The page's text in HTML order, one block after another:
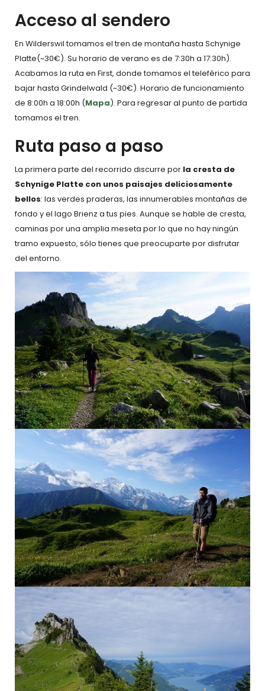
Acceso al sendero
En Wilderswil tomamos el tren de montaña hasta Schynige
Platte(~30€). Su horario de verano es de 7:30h a 17:30h).
Acabamos la ruta en First, donde tomamos el teleférico para
bajar hasta Grindelwald (~30€). Horario de funcionamiento
de 8:00h a 18:00h (Mapa). Para regresar al punto de partida
tomamos el tren.
Ruta paso a paso
La primera parte del recorrido discurre por la cresta de
Schynige Platte con unos paisajes deliciosamente
bellos: las verdes praderas, las innumerables montañas de
fondo y el lago Brienz a tus pies. Aunque se hable de cresta,
caminas por una amplia meseta por lo que no hay ningún
tramo expuesto, sólo tienes que preocuparte por disfrutar
del entorno.